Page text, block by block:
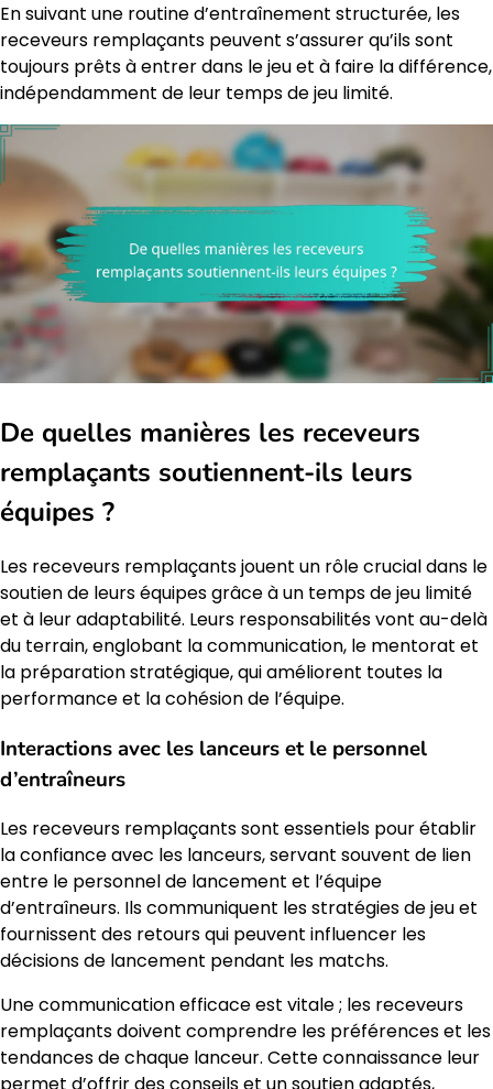
En suivant une routine d’entraînement structurée, les
receveurs remplaçants peuvent s’assurer qu’ils sont
toujours prêts à entrer dans le jeu et à faire la différence,
indépendamment de leur temps de jeu limité.
De quelles manières les receveurs
remplaçants soutiennent-ils leurs
équipes ?
Les receveurs remplaçants jouent un rôle crucial dans le
soutien de leurs équipes grâce à un temps de jeu limité
et à leur adaptabilité. Leurs responsabilités vont au-delà
du terrain, englobant la communication, le mentorat et
la préparation stratégique, qui améliorent toutes la
performance et la cohésion de l’équipe.
Interactions avec les lanceurs et le personnel
d’entraîneurs
Les receveurs remplaçants sont essentiels pour établir
la confiance avec les lanceurs, servant souvent de lien
entre le personnel de lancement et l’équipe
d’entraîneurs. Ils communiquent les stratégies de jeu et
fournissent des retours qui peuvent influencer les
décisions de lancement pendant les matchs.
Une communication efficace est vitale ; les receveurs
remplaçants doivent comprendre les préférences et les
tendances de chaque lanceur. Cette connaissance leur
permet d’offrir des conseils et un soutien adaptés,